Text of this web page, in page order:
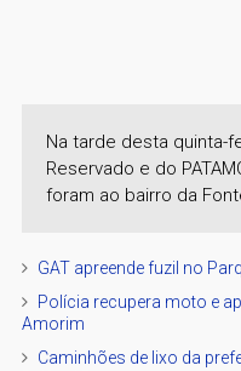
Na tarde desta quinta-
Reservado e do
foram ao bairro da
GAT apreende fuzil no
Polícia recupera moto e
Amorim
Caminhões de lixo da